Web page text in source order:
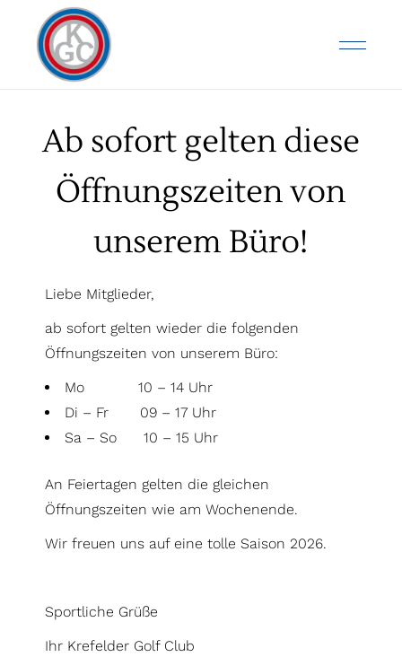
Ab sofort gelten diese
Öffnungszeiten von
unserem Büro!
Liebe Mitglieder,
ab sofort gelten wieder die folgenden
Öffnungszeiten von unserem Büro:
Mo 10 – 14 Uhr
Di – Fr 09 – 17 Uhr
Sa – So 10 – 15 Uhr
An Feiertagen gelten die gleichen
Öffnungszeiten wie am Wochenende.
Wir freuen uns auf eine tolle Saison 2026.
Sportliche Grüße
Ihr Krefelder Golf Club